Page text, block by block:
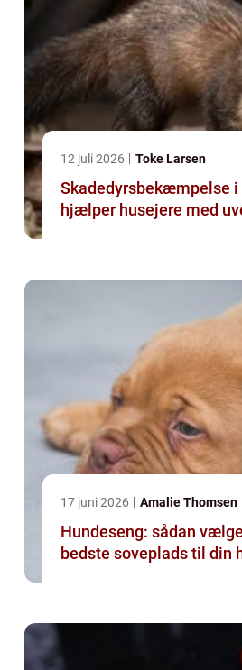
12 juli 2026 Toke Larsen
Skadedyrsbekæmpelse
hjælper husejere med
17 juni 2026 Amalie Thomsen
Hundeseng: sådan
bedste soveplads til din